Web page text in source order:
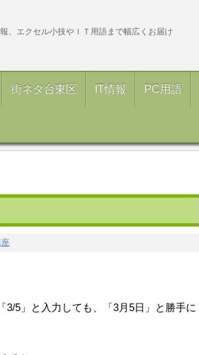
、エクセル小技やＩＴ用語まで幅広くお届け
街ネタ台東区 IT情報 PC用語
5」と入力しても、「3月5日」と勝手に